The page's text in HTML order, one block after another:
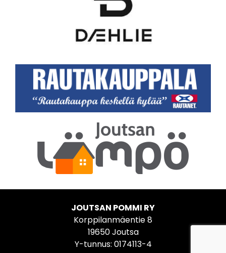
JOUTSAN POMMI RY
Korppilanmäentie 8
19650 Joutsa
Y-tunnus: 0174113-4